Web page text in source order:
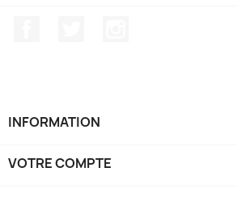
INFORMATION
VOTRE COMPTE